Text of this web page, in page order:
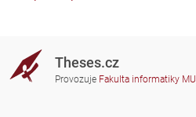
Theses.cz
Provozuje Fakulta informatiky MU